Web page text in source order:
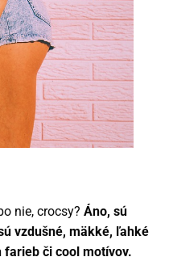
nie, crocsy? Áno, sú
vzdušné, mäkké, ľahké
či cool motívov.